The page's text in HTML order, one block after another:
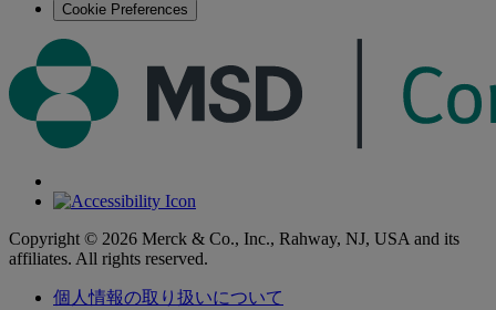
Cookie Preferences
Copyright © 2026 Merck & Co., Inc., Rahway, NJ, USA and its
affiliates. All rights reserved.
個人情報の取り扱いについて